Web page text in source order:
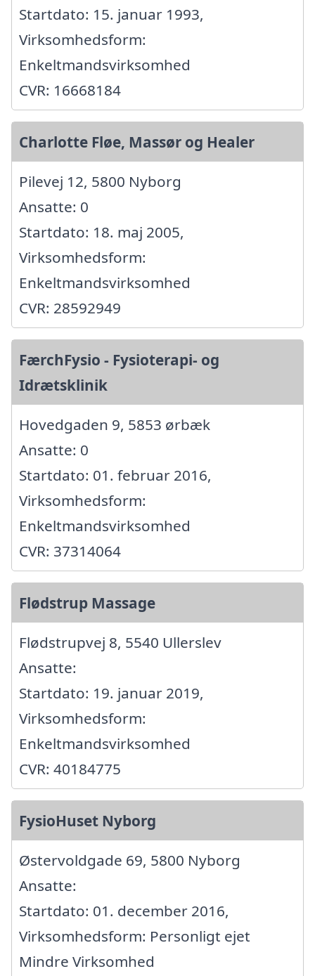
Startdato: 15. januar 1993,
Virksomhedsform:
Enkeltmandsvirksomhed
CVR: 16668184
Charlotte Fløe, Massør og Healer
Pilevej 12, 5800 Nyborg
Ansatte: 0
Startdato: 18. maj 2005,
Virksomhedsform:
Enkeltmandsvirksomhed
CVR: 28592949
FærchFysio - Fysioterapi- og
Idrætsklinik
Hovedgaden 9, 5853 ørbæk
Ansatte: 0
Startdato: 01. februar 2016,
Virksomhedsform:
Enkeltmandsvirksomhed
CVR: 37314064
Flødstrup Massage
Flødstrupvej 8, 5540 Ullerslev
Ansatte:
Startdato: 19. januar 2019,
Virksomhedsform:
Enkeltmandsvirksomhed
CVR: 40184775
FysioHuset Nyborg
Østervoldgade 69, 5800 Nyborg
Ansatte:
Startdato: 01. december 2016,
Virksomhedsform: Personligt ejet
Mindre Virksomhed